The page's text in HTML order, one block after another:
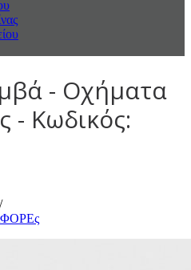
- Οχήματα
- Κωδικός:
/